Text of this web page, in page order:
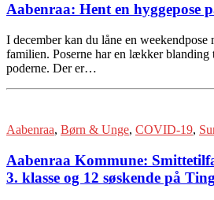
Aabenraa: Hent en hyggepose
I december kan du låne en weekendpose
familien. Poserne har en lækker blanding
poderne. Der er…
Aabenraa, Børn & Unge, COVID-19,
Aabenraa Kommune:
3. klasse og 12 søskende på